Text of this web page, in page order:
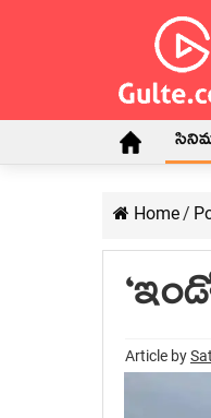
Home/
Article by